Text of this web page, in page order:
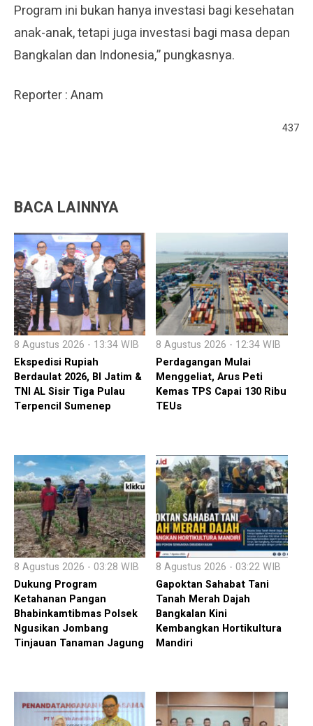
Program ini bukan hanya investasi bagi kesehatan
anak-anak, tetapi juga investasi bagi masa depan
Bangkalan dan Indonesia,” pungkasnya.
Reporter : Anam
437
BACA LAINNYA
8 Agustus 2026 - 13:34 WIB
Ekspedisi Rupiah
Berdaulat 2026, BI Jatim &
TNI AL Sisir Tiga Pulau
Terpencil Sumenep
8 Agustus 2026 - 12:34 WIB
Perdagangan Mulai
Menggeliat, Arus Peti
Kemas TPS Capai 130 Ribu
TEUs
8 Agustus 2026 - 03:28 WIB
Dukung Program
Ketahanan Pangan
Bhabinkamtibmas Polsek
Ngusikan Jombang
Tinjauan Tanaman Jagung
8 Agustus 2026 - 03:22 WIB
Gapoktan Sahabat Tani
Tanah Merah Dajah
Bangkalan Kini
Kembangkan Hortikultura
Mandiri